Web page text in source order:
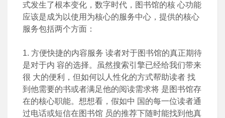
式发生了根本变化，数字时代，图书馆的核 心功能
应该是成为以使用为核心的服务中心，提供的核心
服务包括两个方面：
1. 方便快捷的内容服务 读者对于图书馆的真正期待
是对于内 容的选择。虽然搜索引擎已经给我们带来
很 大的便利，但如何以人性化的方式帮助读者 找
到他需要的书或者满足他的阅读需求将 是图书馆存
在的核心职能。想想看，假如中 国的每一位读者通
过电话或短信在图书馆 员的推荐下随时能找到他真